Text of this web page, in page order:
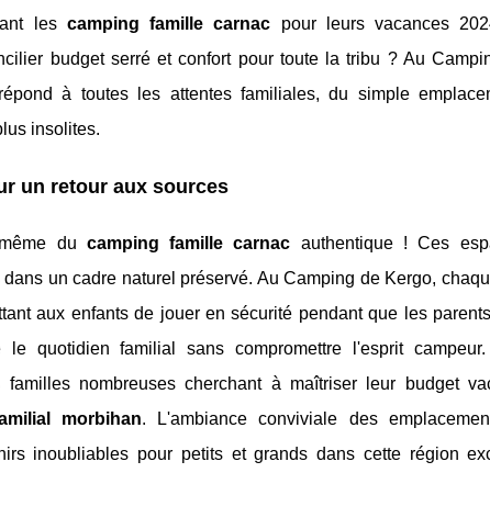
les camping famille carnac pour leurs vacances
budget serré et confort pour toute la tribu ? Au
à toutes les attentes familiales, du simple
insolites.
un retour aux sources
du camping famille carnac authentique ! Ces
un cadre naturel préservé. Au Camping de Kergo,
aux enfants de jouer en sécurité pendant que les
quotidien familial sans compromettre l'esprit
familles nombreuses cherchant à maîtriser leur budget
morbihan. L'ambiance conviviale des
inoubliables pour petits et grands dans cette région